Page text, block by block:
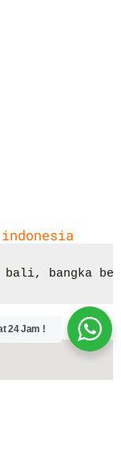
bangka
24 Jam !